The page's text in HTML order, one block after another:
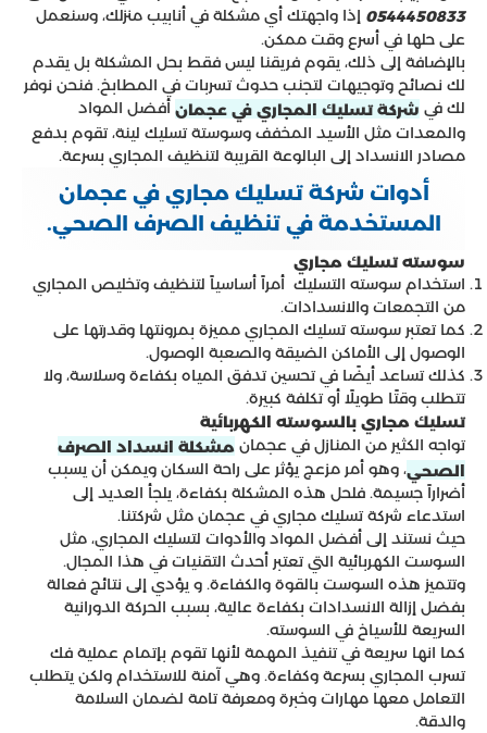
0544450833 إذا واجهتك أي مشكلة في أنابيب منزلك، وسنعمل
على حلها في أسرع وقت ممكن.
بالإضافة إلى ذلك، يقوم فريقنا ليس فقط بحل المشكلة بل يقدم
لك نصائح وتوجيهات لتجنب حدوث تسربات في المطابخ. فنحن نوفر
لك في شركة تسليك المجاري في عجمان أفضل المواد
والمعدات مثل الأسيد المخفف وسوستة تسليك لينة، تقوم بدفع
مصادر الانسداد إلى البالوعة القريبة لتنظيف المجاري بسرعة.
أدوات شركة تسليك مجاري في عجمان
المستخدمة في تنظيف الصرف الصحي.
سوسته تسليك مجاري
استخدام سوسته التسليك أمراً أساسياً لتنظيف وتخليص المجاري
من التجمعات والانسدادات.
كما تعتبر سوسته تسليك المجاري مميزة بمرونتها وقدرتها على
الوصول إلى الأماكن الضيقة والصعبة الوصول.
كذلك تساعد أيضًا في تحسين تدفق المياه بكفاءة وسلاسة، ولا
تتطلب وقتًا طويلًا أو تكلفة كبيرة.
تسليك مجاري بالسوسته الكهربائية
تواجه الكثير من المنازل في عجمان مشكلة انسداد الصرف
الصحي، وهو أمر مزعج يؤثر على راحة السكان ويمكن أن يسبب
أضراراً جسيمة. فلحل هذه المشكلة بكفاءة، يلجأ العديد إلى
استدعاء شركة تسليك مجاري في عجمان مثل شركتنا.
حيث نستند إلى أفضل المواد والأدوات لتسليك المجاري، مثل
السوست الكهربائية التي تعتبر أحدث التقنيات في هذا المجال.
وتتميز هذه السوست بالقوة والكفاءة. و يؤدي إلى نتائج فعالة
بفضل إزالة الانسدادات بكفاءة عالية، بسبب الحركة الدورانية
السريعة للأسياخ في السوسته.
كما انها سريعة في تنفيذ المهمة لأنها تقوم بإتمام عملية فك
تسرب المجاري بسرعة وكفاءة. وهي آمنة للاستخدام ولكن يتطلب
التعامل معها مهارات وخبرة ومعرفة تامة لضمان السلامة
والدقة.